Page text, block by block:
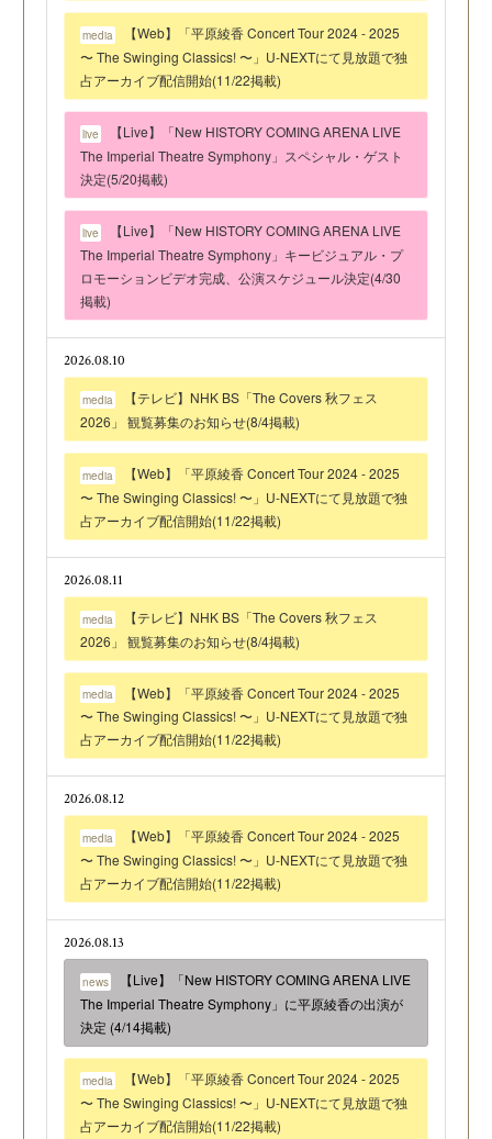
media
【Web】「平原綾香 Concert Tour 2024 - 2025
〜 The Swinging Classics! 〜」U-NEXTにて見放題で独
占アーカイブ配信開始(11/22掲載)
live
【Live】「New HISTORY COMING ARENA LIVE
The Imperial Theatre Symphony」スペシャル・ゲスト
決定(5/20掲載)
live
【Live】「New HISTORY COMING ARENA LIVE
The Imperial Theatre Symphony」キービジュアル・プ
ロモーションビデオ完成、公演スケジュール決定(4/30
掲載)
2026.08.10
media
【テレビ】NHK BS「The Covers 秋フェス
2026」 観覧募集のお知らせ(8/4掲載)
media
【Web】「平原綾香 Concert Tour 2024 - 2025
〜 The Swinging Classics! 〜」U-NEXTにて見放題で独
占アーカイブ配信開始(11/22掲載)
2026.08.11
media
【テレビ】NHK BS「The Covers 秋フェス
2026」 観覧募集のお知らせ(8/4掲載)
media
【Web】「平原綾香 Concert Tour 2024 - 2025
〜 The Swinging Classics! 〜」U-NEXTにて見放題で独
占アーカイブ配信開始(11/22掲載)
2026.08.12
media
【Web】「平原綾香 Concert Tour 2024 - 2025
〜 The Swinging Classics! 〜」U-NEXTにて見放題で独
占アーカイブ配信開始(11/22掲載)
2026.08.13
news
【Live】「New HISTORY COMING ARENA LIVE
The Imperial Theatre Symphony」に平原綾香の出演が
決定 (4/14掲載)
media
【Web】「平原綾香 Concert Tour 2024 - 2025
〜 The Swinging Classics! 〜」U-NEXTにて見放題で独
占アーカイブ配信開始(11/22掲載)